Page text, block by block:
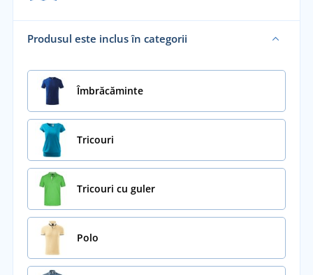
Produsul este inclus în categorii
Îmbrăcăminte
Tricouri
Tricouri cu guler
Polo